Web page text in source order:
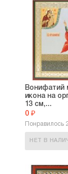
Вонифатий
икона на
13 см,...
0 ₽
Понравилось
НЕТ В